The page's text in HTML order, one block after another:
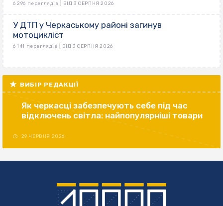
6 296 переглядів ВІД 3 СЕРПНЯ 2026
У ДТП у Черкаському районі загинув
мотоцикліст
6 141 переглядів ВІД 3 СЕРПНЯ 2026
ВИБІР РЕДАКЦІЇ
Як черкасці забезпечують себе під час
відключень світла: найпопулярніші товари
29 ЧЕРВНЯ 2026